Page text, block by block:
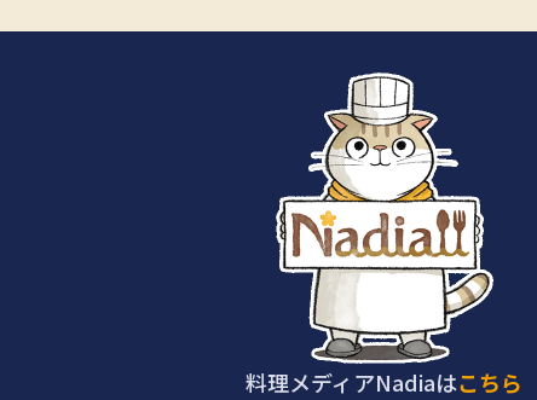
料理メディアNadiaはこちら